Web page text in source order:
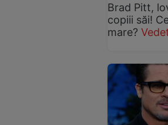
Brad Pitt,
copiii săi!
mare?